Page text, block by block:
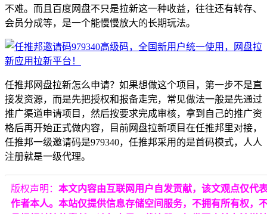
不难。而且百度网盘不只是拉新这一种收益，往往还有转存、
会员分成等，是一个能慢慢放大的长期玩法。
任推邦网盘拉新怎么申请？如果想做这个项目，第一步不是直
接发资源，而是先把授权和报备走完，常见做法一般是先通过
推广渠道申请项目，然后按要求完成审核，拿到自己的推广资
格后再开始正式做内容，目前网盘拉新项目在任推邦里对接，
任推邦一级邀请码是979340，任推邦采用的是首码模式，人人
注册就是一级代理。
版权声明： 本文内容由互联网用户自发贡献，该文观点仅代
作者本人。本站仅提供信息存储空间服务，不拥有所有权，